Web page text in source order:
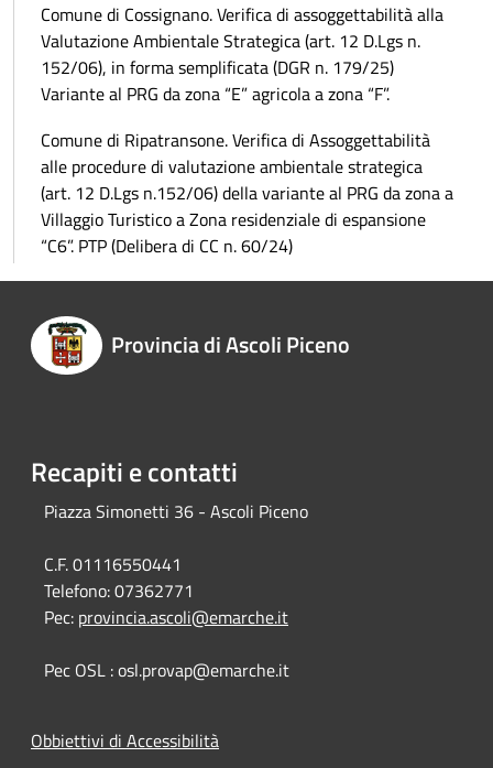
Comune di Cossignano. Verifica di assoggettabilità alla
Valutazione Ambientale Strategica (art. 12 D.Lgs n.
152/06), in forma semplificata (DGR n. 179/25)
Variante al PRG da zona “E” agricola a zona “F”.
Comune di Ripatransone. Verifica di Assoggettabilità
alle procedure di valutazione ambientale strategica
(art. 12 D.Lgs n.152/06) della variante al PRG da zona a
Villaggio Turistico a Zona residenziale di espansione
“C6”. PTP (Delibera di CC n. 60/24)
Provincia di Ascoli Piceno
Recapiti e contatti
Piazza Simonetti 36 - Ascoli Piceno
C.F. 01116550441
Telefono:07362771
Pec: provincia.ascoli@emarche.it
Pec OSL : osl.provap@emarche.it
Obbiettivi di Accessibilità